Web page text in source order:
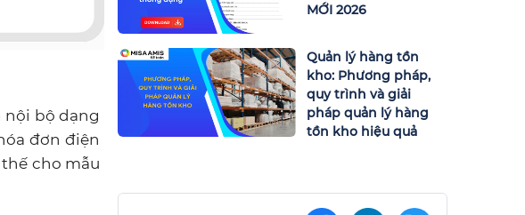
nội bộ dạng
đơn điện
cho mẫu
MỚI 2026
Quản lý hàng tồn
kho: Phương pháp,
quy trình và giải
pháp quản lý hàng
tồn kho hiệu quả